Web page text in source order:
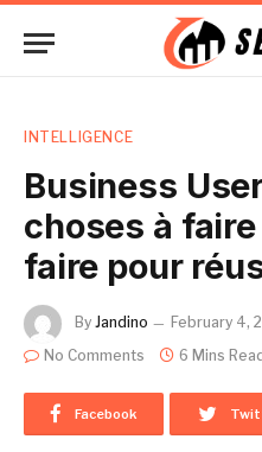
INTELLIGENCE
Business
choses à
faire pour
By Jandino February 4,
No Comments
6 Mins Read
Facebook